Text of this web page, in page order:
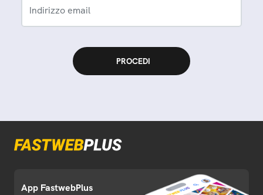
Indirizzo email
App FastwebPlus